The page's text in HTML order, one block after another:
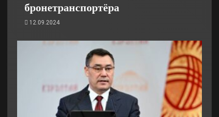
бронетранспортёра
12.09.2024